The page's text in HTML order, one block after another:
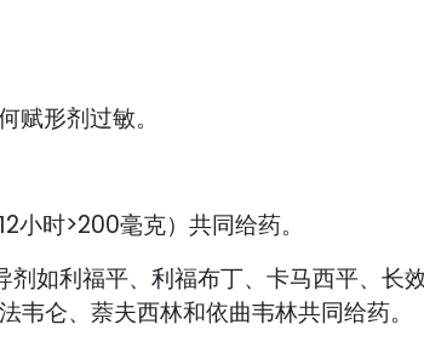
赋形剂过敏。
小时>200毫克）共同给药。
如利福平、利福布丁、卡马西平、长
仑、萘夫西林和依曲韦林共同给药。